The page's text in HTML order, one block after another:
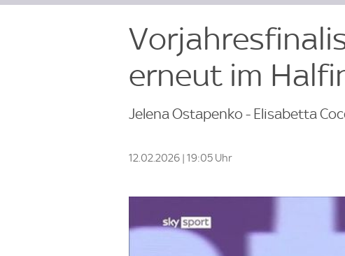
erneut im
Jelena Ostapenko - Elisabetta
12.02.2026 | 19:05 Uhr